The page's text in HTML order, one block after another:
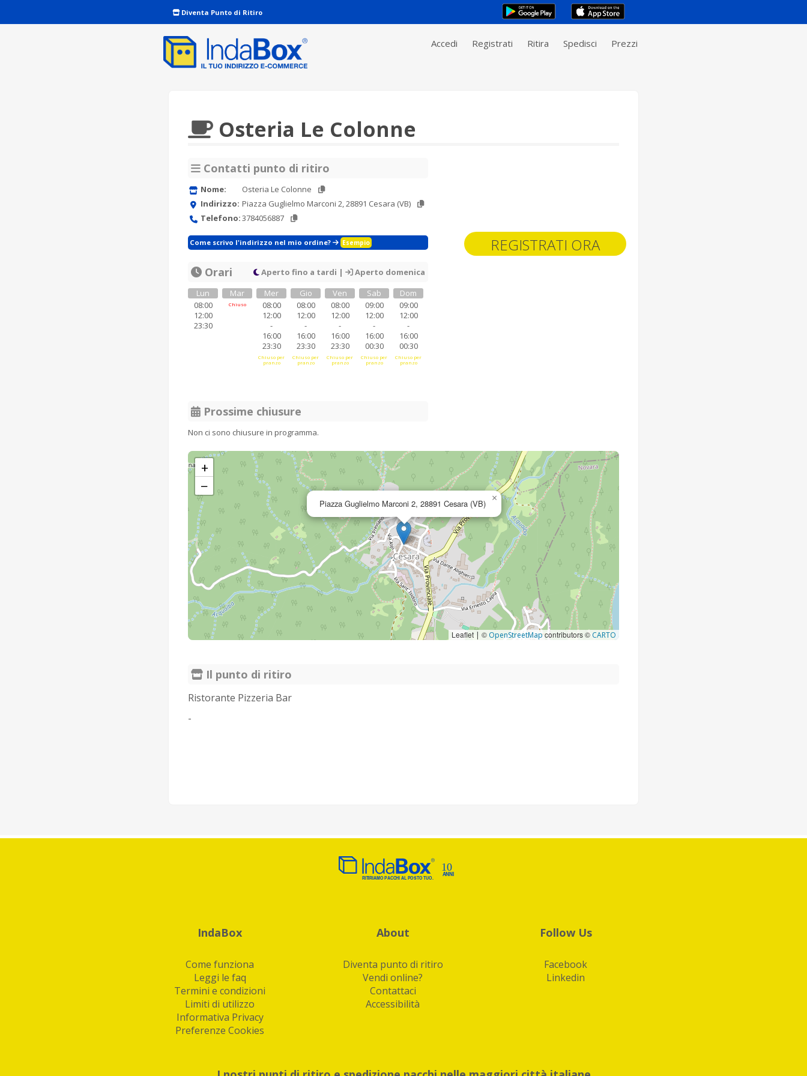
Diventa Punto di Ritiro
Accedi Registrati Ritira Spedisci Prezzi
REGISTRATI ORA
Osteria Le Colonne
Contatti punto di ritiro
Nome:
Osteria Le Colonne
Indirizzo: Piazza Guglielmo Marconi 2, 28891 Cesara (VB)
Telefono:3784056887
Come scrivo l'indirizzo nel mio ordine? Esempio
Orari Aperto fino a tardi |
Aperto domenica
Lun
08:00
12:00
23:30
Mar
Chiuso
Mer
08:00
12:00
-
16:00
23:30
Chiuso per
pranzo
Gio
08:00
12:00
-
16:00
23:30
Chiuso per
pranzo
Ven
08:00
12:00
-
16:00
23:30
Chiuso per
pranzo
Sab
09:00
12:00
-
16:00
00:30
Chiuso per
pranzo
Dom
09:00
12:00
-
16:00
00:30
Chiuso per
pranzo
Prossime chiusure
Non ci sono chiusure in programma.
Piazza Guglielmo Marconi 2, 28891 Cesara (VB) ×
+
−
Leaflet | © OpenStreetMapcontributors © CARTO
Il punto di ritiro
Ristorante Pizzeria Bar
-
IndaBox
Come funziona
Leggi le faq
Termini e condizioni
Limiti di utilizzo
Informativa Privacy
Preferenze Cookies
About
Diventa punto di ritiro
Vendi online?
Contattaci
Accessibilità
Follow Us
Facebook
Linkedin